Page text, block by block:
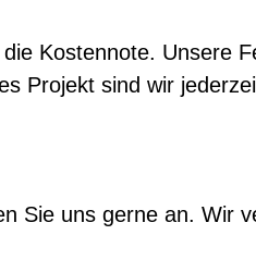
Kostennote. Unsere
Projekt sind wir
Sie uns gerne an. Wir